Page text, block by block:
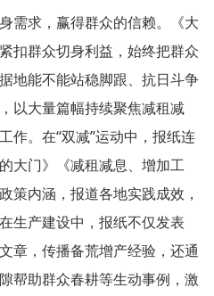
需求，赢得群众的信赖。《大
扣群众切身利益，始终把群众
地能不能站稳脚跟、抗日斗争
以大量篇幅持续聚焦减租减
作。在“双减”运动中，报纸连
大门》《减租减息、增加工
策内涵，报道各地实践成效，
生产建设中，报纸不仅发表
章，传播备荒增产经验，还通
帮助群众春耕等生动事例，激